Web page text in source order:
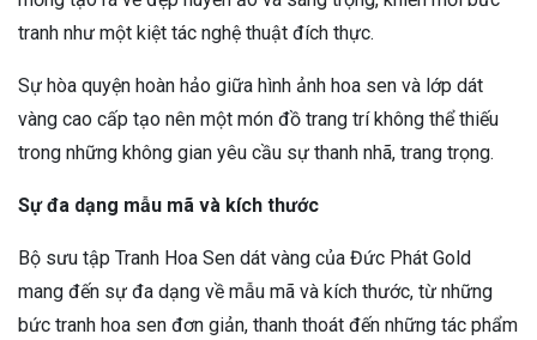
tranh như một kiệt tác nghệ thuật đích thực.
Sự hòa quyện hoàn hảo giữa hình ảnh hoa sen và lớp dát
vàng cao cấp tạo nên một món đồ trang trí không thể thiếu
trong những không gian yêu cầu sự thanh nhã, trang trọng.
Sự đa dạng mẫu mã và kích thước
Bộ sưu tập Tranh Hoa Sen dát vàng của Đức Phát Gold
mang đến sự đa dạng về mẫu mã và kích thước, từ những
bức tranh hoa sen đơn giản, thanh thoát đến những tác phẩm